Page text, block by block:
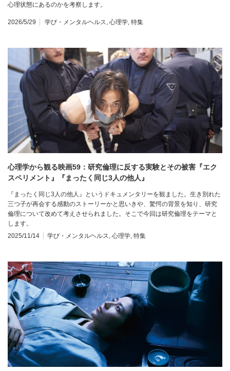
心理状態にあるのかを考察します。
2026/5/29 学び・メンタルヘルス 心理学 特集
心理学から観る映画59：研究倫理に反する実験とその被害『エク
スペリメント』『まったく同じ3人の他人』
『まったく同じ3人の他人』というドキュメンタリーを観ました。生き別れた
三つ子が再会する感動のストーリーかと思いきや、驚愕の背景を知り、研究
倫理について改めて考えさせられました。そこで今回は研究倫理をテーマと
します。
2025/11/14
学び・メンタルヘルス, 心理学, 特集